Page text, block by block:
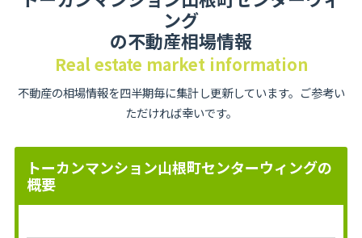
ング
の不動産相場情報
Real estate market information
不動産の相場情報を四半期毎に集計し更新しています。ご参考い
ただければ幸いです。
トーカンマンション山根町センターウィングの
概要